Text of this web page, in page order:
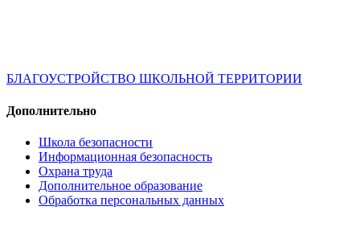
БЛАГОУСТРОЙСТВО ШКОЛЬНОЙ ТЕРРИТОРИИ
Дополнительно
Школа безопасности
Информационная безопасность
Охрана труда
Дополнительное образование
Обработка персональных данных